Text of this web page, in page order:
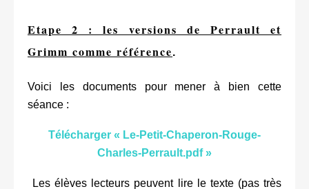
Etape 2 : les versions de Perrault et
Grimm comme référence.
Voici les documents pour mener à bien cette
séance :
Télécharger « Le-Petit-Chaperon-Rouge-
Charles-Perrault.pdf »
Les élèves lecteurs peuvent lire le texte (pas très